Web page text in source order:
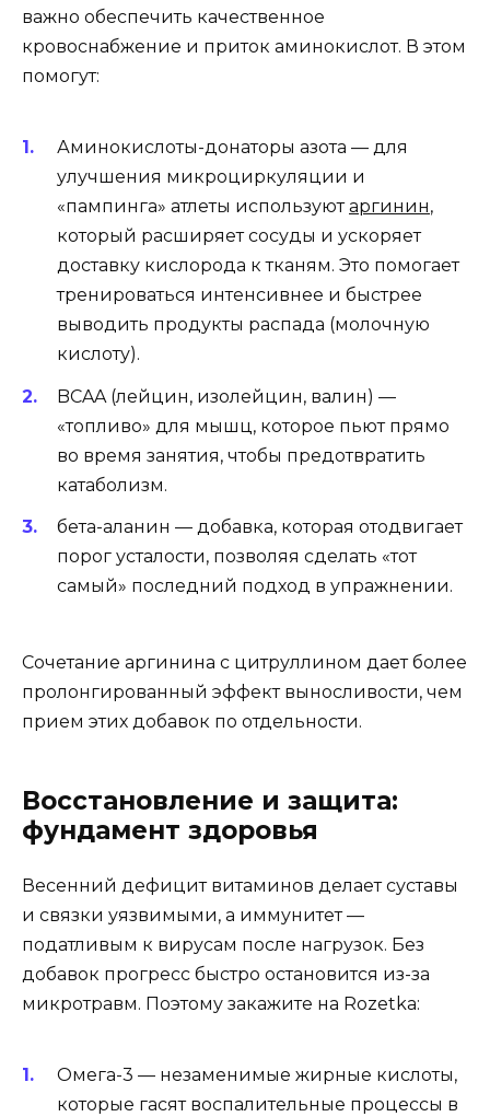
важно обеспечить качественное
кровоснабжение и приток аминокислот. В этом
помогут:
Аминокислоты-донаторы азота — для
улучшения микроциркуляции и
«пампинга» атлеты используютаргинин,
который расширяет сосуды и ускоряет
доставку кислорода к тканям. Это помогает
тренироваться интенсивнее и быстрее
выводить продукты распада (молочную
кислоту).
BCAA (лейцин, изолейцин, валин) —
«топливо» для мышц, которое пьют прямо
во время занятия, чтобы предотвратить
катаболизм.
бета-аланин — добавка, которая отодвигает
порог усталости, позволяя сделать «тот
самый» последний подход в упражнении.
Сочетание аргинина с цитруллином дает более
пролонгированный эффект выносливости, чем
прием этих добавок по отдельности.
Восстановление и защита:
фундамент здоровья
Весенний дефицит витаминов делает суставы
и связки уязвимыми, а иммунитет —
податливым к вирусам после нагрузок. Без
добавок прогресс быстро остановится из-за
микротравм. Поэтому закажите на Rozetka:
Омега-3 — незаменимые жирные кислоты,
которые гасят воспалительные процессы в